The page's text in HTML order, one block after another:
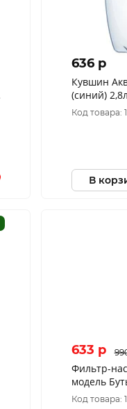
636 p
Кувшин
(синий) 2,8л
Код товара:
В
633 p
Фильтр-
модель
*АКЦИЯ
Код товара: